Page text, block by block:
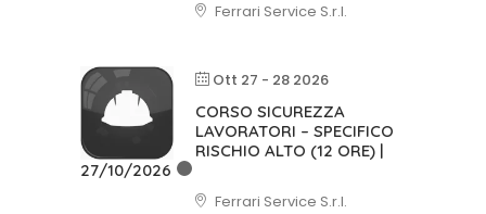
Ferrari Service S.r.l.
Ott 27 - 28 2026
CORSO SICUREZZA
LAVORATORI – SPECIFICO
RISCHIO ALTO (12 ORE) |
27/10/2026
Ferrari Service S.r.l.